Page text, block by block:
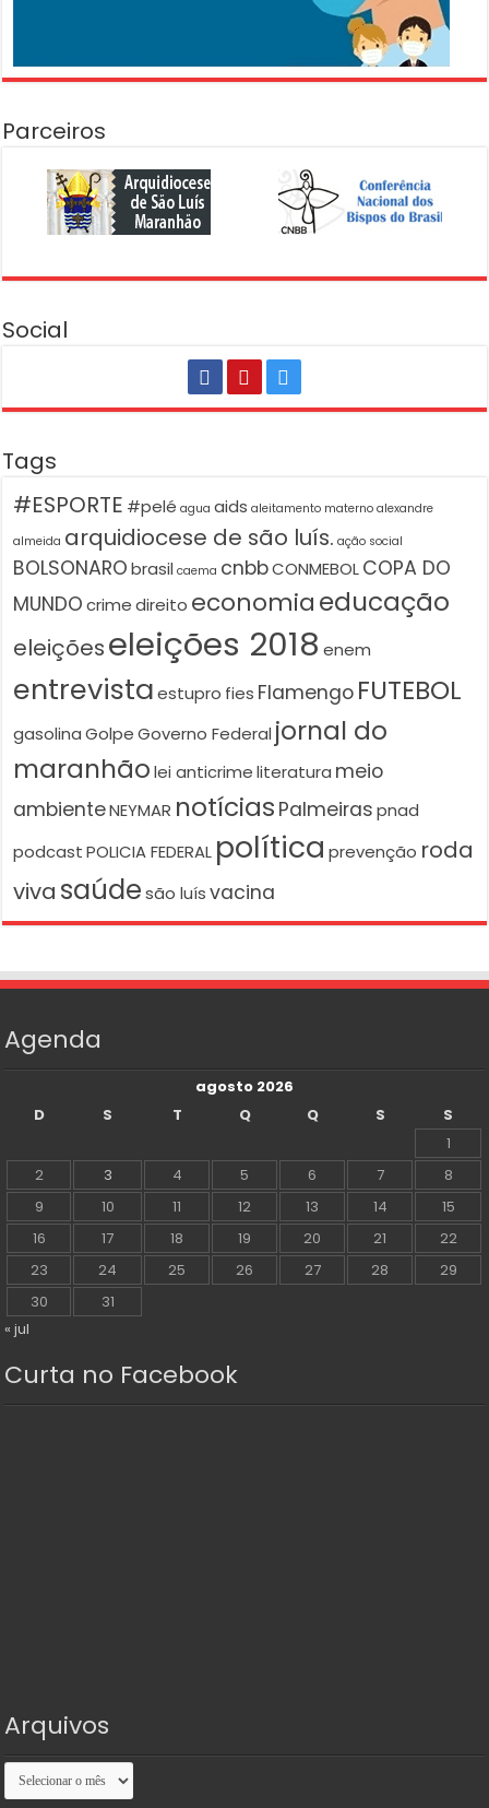
Parceiros
Social
Tags
#ESPORTE #pelé agua aids aleitamento materno alexandre
almeida arquidiocese de são luís. ação social
BOLSONARO brasil caema cnbbCONMEBOLCOPA DO
MUNDO crime direito economiaeducação
eleiçõeseleições 2018 enem
entrevista estupro fies Flamengo FUTEBOL
gasolina Golpe Governo Federal jornal do
maranhão lei anticrime literatura meio
ambienteNEYMAR notícias Palmeiras pnad
podcast POLICIA FEDERAL política prevenção roda
viva saúde são luís vacina
Agenda
agosto 2026
D
S T Q Q S
S
1
2
3 4 5 6 7
8
9
10 11 12 13 14
15
16
17 18 19 20 21
22
23
24 25 26 27 28
29
30
31
« jul
Curta no Facebook
Arquivos
Arquivos